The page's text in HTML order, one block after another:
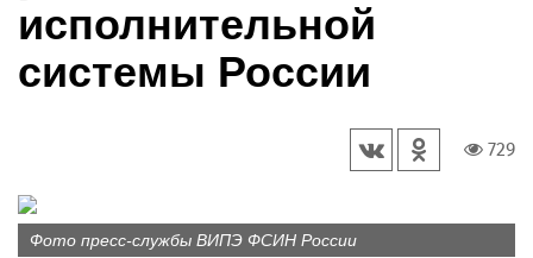
исполнительной
системы России
729
Фото пресс-службы ВИПЭ ФСИН России